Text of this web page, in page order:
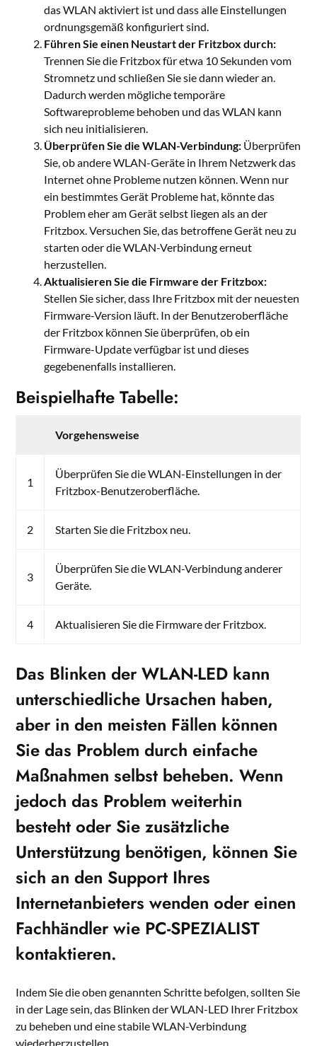
das WLAN aktiviert ist und dass alle Einstellungen
ordnungsgemäß konfiguriert sind.
Führen Sie einen Neustart der Fritzbox durch:
Trennen Sie die Fritzbox für etwa 10 Sekunden vom
Stromnetz und schließen Sie sie dann wieder an.
Dadurch werden mögliche temporäre
Softwareprobleme behoben und das WLAN kann
sich neu initialisieren.
Überprüfen Sie die WLAN-Verbindung: Überprüfen
Sie, ob andere WLAN-Geräte in Ihrem Netzwerk das
Internet ohne Probleme nutzen können. Wenn nur
ein bestimmtes Gerät Probleme hat, könnte das
Problem eher am Gerät selbst liegen als an der
Fritzbox. Versuchen Sie, das betroffene Gerät neu zu
starten oder die WLAN-Verbindung erneut
herzustellen.
Aktualisieren Sie die Firmware der Fritzbox:
Stellen Sie sicher, dass Ihre Fritzbox mit der neuesten
Firmware-Version läuft. In der Benutzeroberfläche
der Fritzbox können Sie überprüfen, ob ein
Firmware-Update verfügbar ist und dieses
gegebenenfalls installieren.
Beispielhafte Tabelle:
Vorgehensweise
1
Überprüfen Sie die WLAN-Einstellungen in der
Fritzbox-Benutzeroberfläche.
2 Starten Sie die Fritzbox neu.
3
Überprüfen Sie die WLAN-Verbindung anderer
Geräte.
4 Aktualisieren Sie die Firmware der Fritzbox.
Das Blinken der WLAN-LED kann
unterschiedliche Ursachen haben,
aber in den meisten Fällen können
Sie das Problem durch einfache
Maßnahmen selbst beheben. Wenn
jedoch das Problem weiterhin
besteht oder Sie zusätzliche
Unterstützung benötigen, können Sie
sich an den Support Ihres
Internetanbieters wenden oder einen
Fachhändler wie PC-SPEZIALIST
kontaktieren.
Indem Sie die oben genannten Schritte befolgen, sollten Sie
in der Lage sein, das Blinken der WLAN-LED Ihrer Fritzbox
zu beheben und eine stabile WLAN-Verbindung
wiederherzustellen.